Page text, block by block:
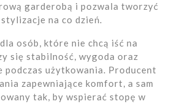
garderobą i pozwala tworzyć
na co dzień.
osób, które nie chcą iść na
się stabilność, wygoda oraz
podczas użytkowania. Producent
zapewniające komfort, a sam
tak, by wspierać stopę w